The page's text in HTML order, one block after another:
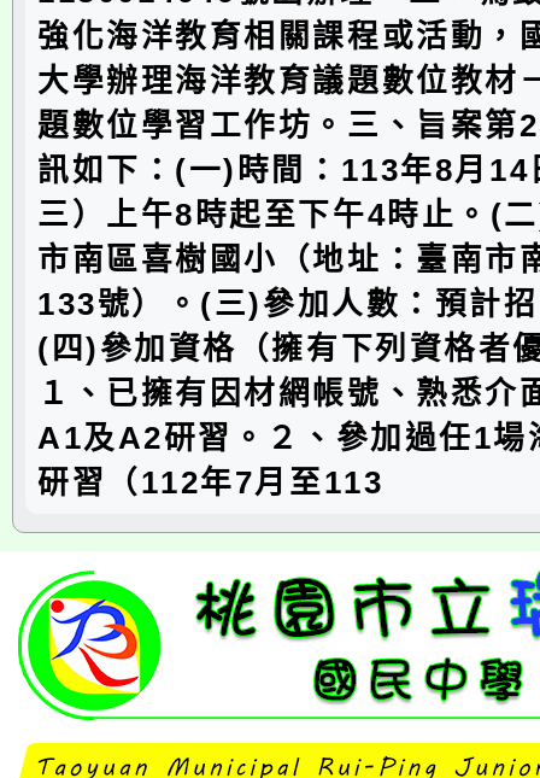
強化海洋教育相關課程或活動，
大學辦理海洋教育議題數位教材
題數位學習工作坊。三、旨案第
訊如下：(一)時間：113年8月14
三）上午8時起至下午4時止。(
市南區喜樹國小（地址：臺南市
133號）。(三)參加人數：預計
(四)參加資格（擁有下列資格者
１、已擁有因材網帳號、熟悉介
A1及A2研習。２、參加過任1場
研習（112年7月至113